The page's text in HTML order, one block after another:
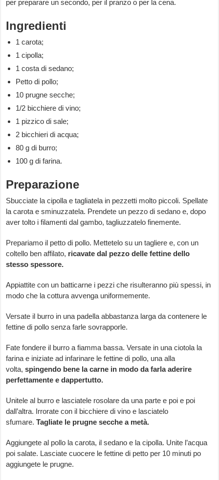
per preparare un secondo, per il pranzo o per la cena.
Ingredienti
1 carota;
1 cipolla;
1 costa di sedano;
Petto di pollo;
10 prugne secche;
1/2 bicchiere di vino;
1 pizzico di sale;
2 bicchieri di acqua;
80 g di burro;
100 g di farina.
Preparazione
Sbucciate la cipolla e tagliatela in pezzetti molto piccoli. Spellate
la carota e sminuzzatela. Prendete un pezzo di sedano e, dopo
aver tolto i filamenti dal gambo, tagliuzzatelo finemente.
Prepariamo il petto di pollo. Mettetelo su un tagliere e, con un
coltello ben affilato, ricavate dal pezzo delle fettine dello
stesso spessore.
Appiattite con un batticarne i pezzi che risulteranno più spessi, in
modo che la cottura avvenga uniformemente.
Versate il burro in una padella abbastanza larga da contenere le
fettine di pollo senza farle sovrapporle.
Fate fondere il burro a fiamma bassa. Versate in una ciotola la
farina e iniziate ad infarinare le fettine di pollo, una alla
volta,spingendo bene la carne in modo da farla aderire
perfettamente e dappertutto.
Unitele al burro e lasciatele rosolare da una parte e poi e poi
dall’altra. Irrorate con il bicchiere di vino e lasciatelo
sfumare.Tagliate le prugne secche a metà.
Aggiungete al pollo la carota, il sedano e la cipolla. Unite l’acqua
poi salate. Lasciate cuocere le fettine di petto per 10 minuti po
aggiungete le prugne.